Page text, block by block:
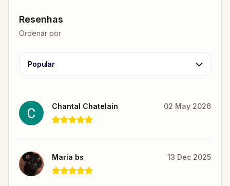
Resenhas
Ordenar por
Popular
Chantal Chatelain 02 May 2026
Maria bs 13 Dec 2025